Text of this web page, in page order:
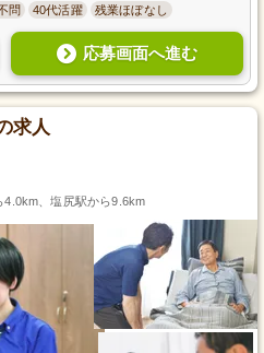
問 40代活躍 残業ほぼなし
応募画面へ進む
求人
4.0km、塩尻駅から9.6km